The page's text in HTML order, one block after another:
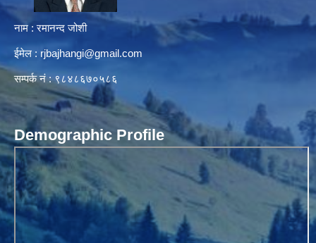
नाम : रमानन्द जोशी
ईमेल : rjbajhangi@gmail.com
सम्पर्क नं : ९८४८६७०५८६
Demographic Profile